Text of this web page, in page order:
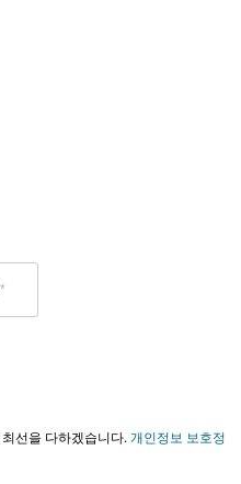
선을 다하겠습니다.개인정보 보호정